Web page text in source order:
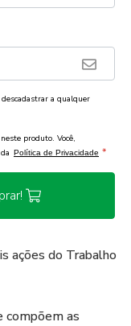
a qualquer
produto. Você,
Política de Privacidade *
ações do Trabalho
compõem as